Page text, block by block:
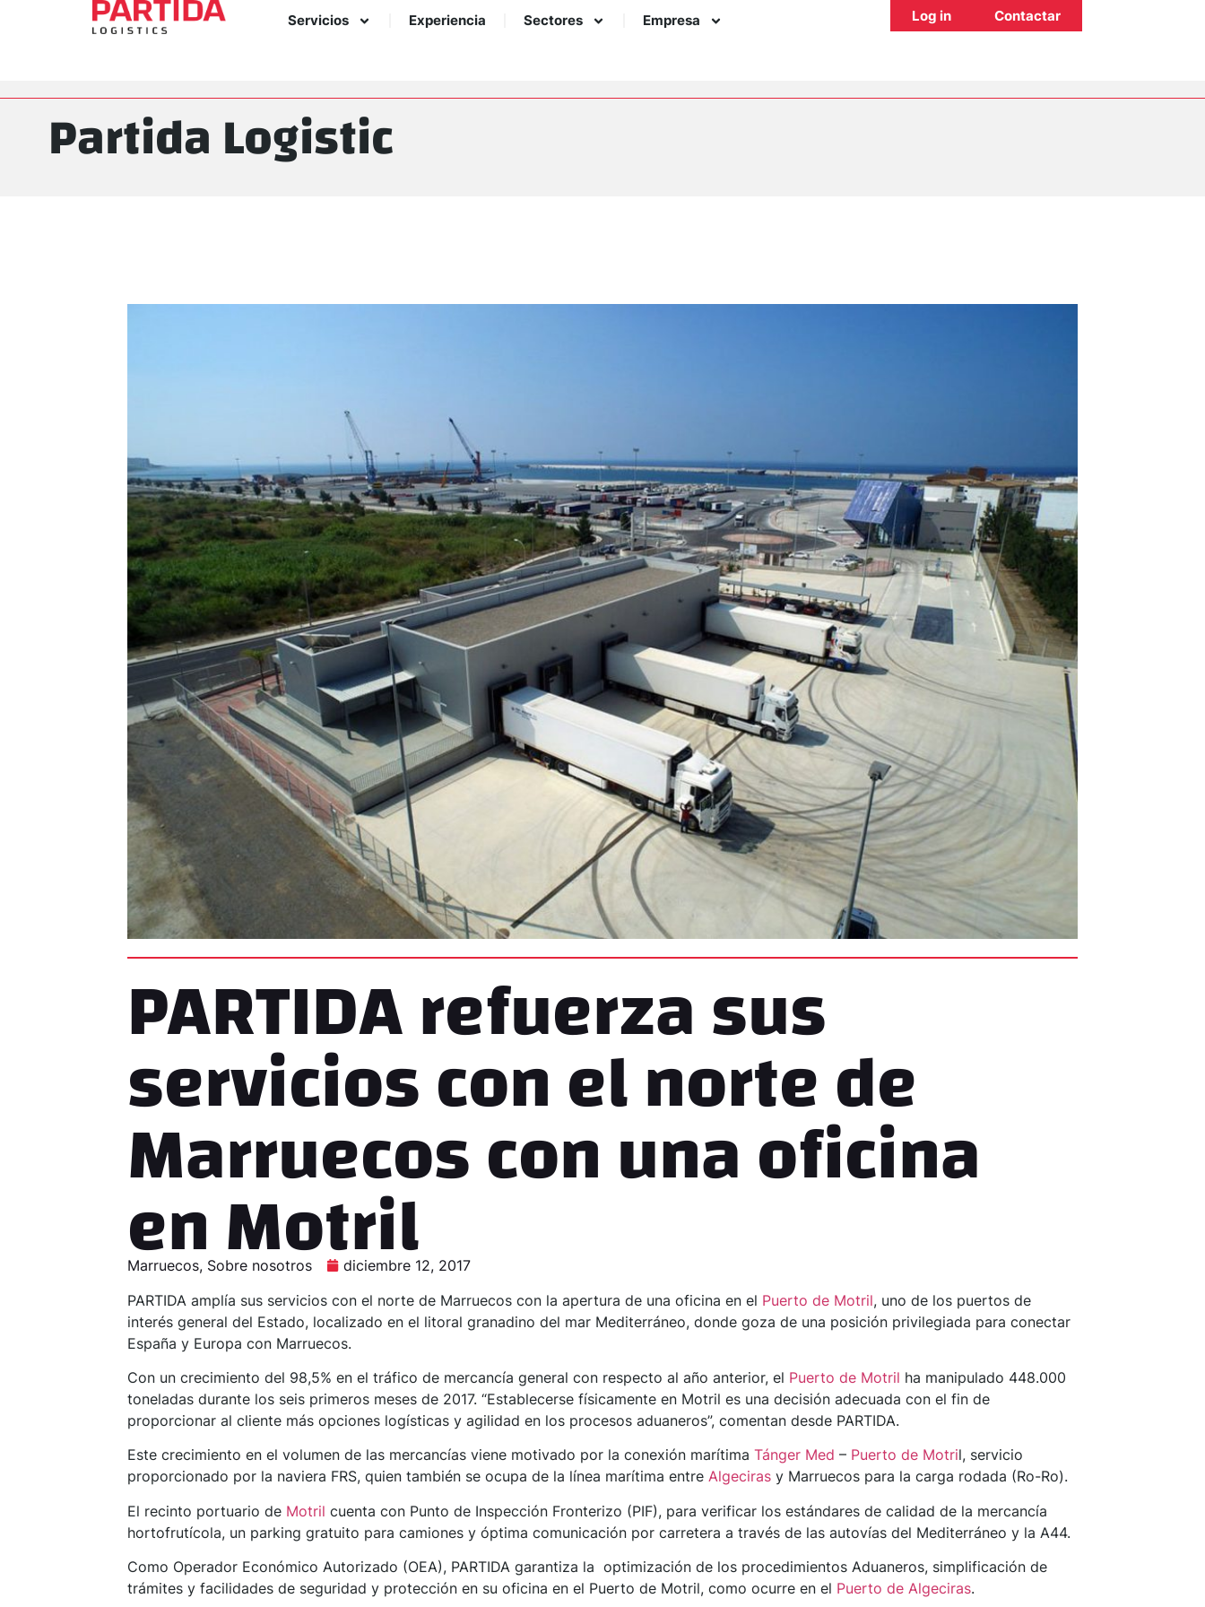
Servicios Experiencia Sectores Empresa Log in Contactar
Partida Logistic
PARTIDA refuerza sus
servicios con el norte de
Marruecos con una oficina
en Motril
Marruecos, Sobre nosotros
diciembre 12, 2017
PARTIDA amplía sus servicios con el norte de Marruecos con la apertura de una oficina en el Puerto de Motril, uno de los puertos de
interés general del Estado, localizado en el litoral granadino del mar Mediterráneo, donde goza de una posición privilegiada para conectar
España y Europa con Marruecos.
Con un crecimiento del 98,5% en el tráfico de mercancía general con respecto al año anterior, el Puerto de Motril ha manipulado 448.000
toneladas durante los seis primeros meses de 2017. “Establecerse físicamente en Motril es una decisión adecuada con el fin de
proporcionar al cliente más opciones logísticas y agilidad en los procesos aduaneros”, comentan desde PARTIDA.
Este crecimiento en el volumen de las mercancías viene motivado por la conexión marítima Tánger Med – Puerto de Motril, servicio
proporcionado por la naviera FRS, quien también se ocupa de la línea marítima entre Algeciras y Marruecos para la carga rodada (Ro-Ro).
El recinto portuario de Motril cuenta con Punto de Inspección Fronterizo (PIF), para verificar los estándares de calidad de la mercancía
hortofrutícola, un parking gratuito para camiones y óptima comunicación por carretera a través de las autovías del Mediterráneo y la A44.
Como Operador Económico Autorizado (OEA), PARTIDA garantiza la optimización de los procedimientos Aduaneros, simplificación de
trámites y facilidades de seguridad y protección en su oficina en el Puerto de Motril, como ocurre en el Puerto de Algeciras.